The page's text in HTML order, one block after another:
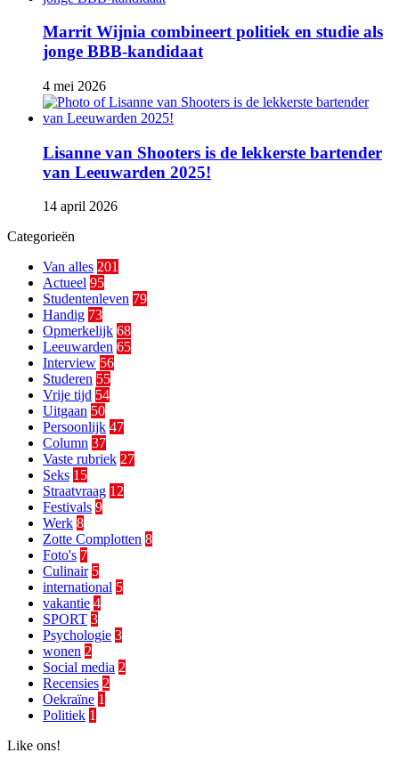
Marrit Wijnia combineert politiek en studie als
jonge BBB‑kandidaat
4 mei 2026
Lisanne van Shooters is de lekkerste bartender
van Leeuwarden 2025!
14 april 2026
Categorieën
Van alles 201
Actueel 95
Studentenleven 79
Handig 73
Opmerkelijk 68
Leeuwarden 65
Interview 56
Studeren 55
Vrije tijd 54
Uitgaan 50
Persoonlijk 47
Column 37
Vaste rubriek 27
Seks 15
Straatvraag 12
Festivals 9
Werk 8
Zotte Complotten 8
Foto's 7
Culinair 5
international 5
vakantie 4
SPORT 3
Psychologie 3
wonen 2
Social media 2
Recensies 2
Oekraïne 1
Politiek 1
Like ons!